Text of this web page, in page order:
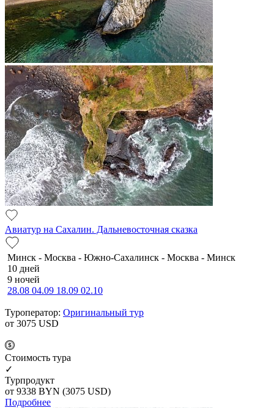
Авиатур на Сахалин. Дальневосточная сказка
Минск - Москва - Южно-Сахалинск - Москва - Минск
10 дней
9 ночей
28.08 04.09 18.09 02.10
Туроператор: Оригинальный тур
от 3075 USD
Cтоимость тура
✓
Турпродукт
от 9338 BYN (3075 USD)
Подробнее